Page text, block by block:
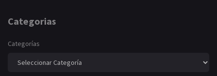
Categorias
Categorías